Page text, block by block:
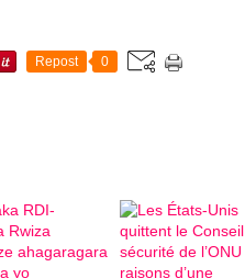
Repost 0